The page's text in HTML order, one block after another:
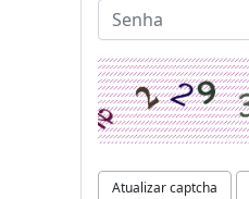
Atualizar captcha